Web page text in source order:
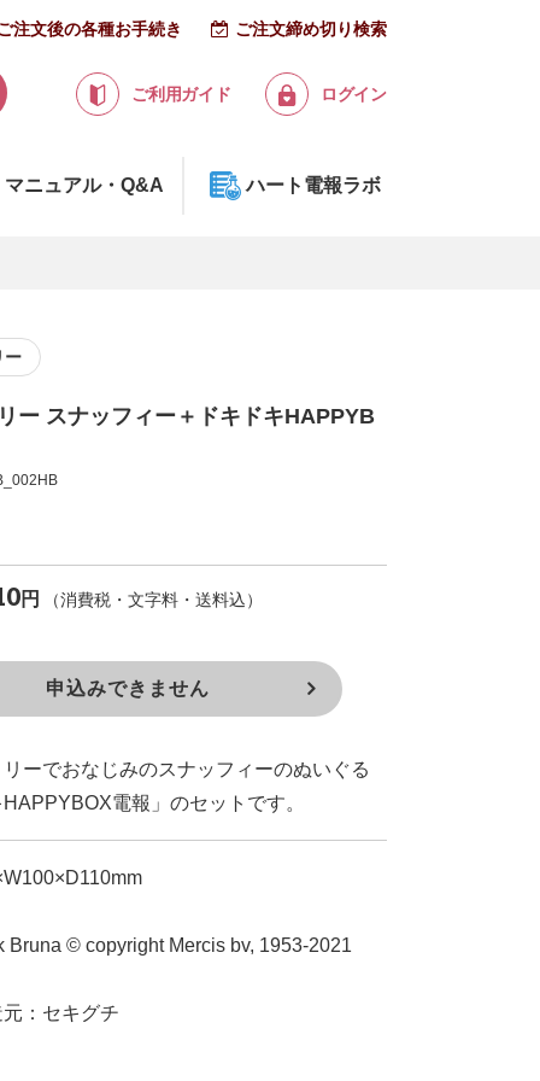
注文後の各種お手続き ご注文締め切り検索
ご利用ガイド ログイン
マニュアル・Q&A ハート電報ラボ
ー
ー スナッフィー＋ドキドキHAPPYB
円 （消費税・文字料・送料込）
申込みできません
ーでおなじみのスナッフィーのぬいぐる
電報」のセットです。
Bruna © copyright Mercis bv, 1953-2021
：セキグチ